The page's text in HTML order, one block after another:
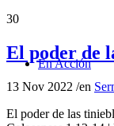
En Acción
30
El poder de
13 Nov 2022 /en
El poder de las